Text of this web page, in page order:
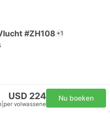
#ZH108 +1
USD 224
per volwassene
Nu boeken